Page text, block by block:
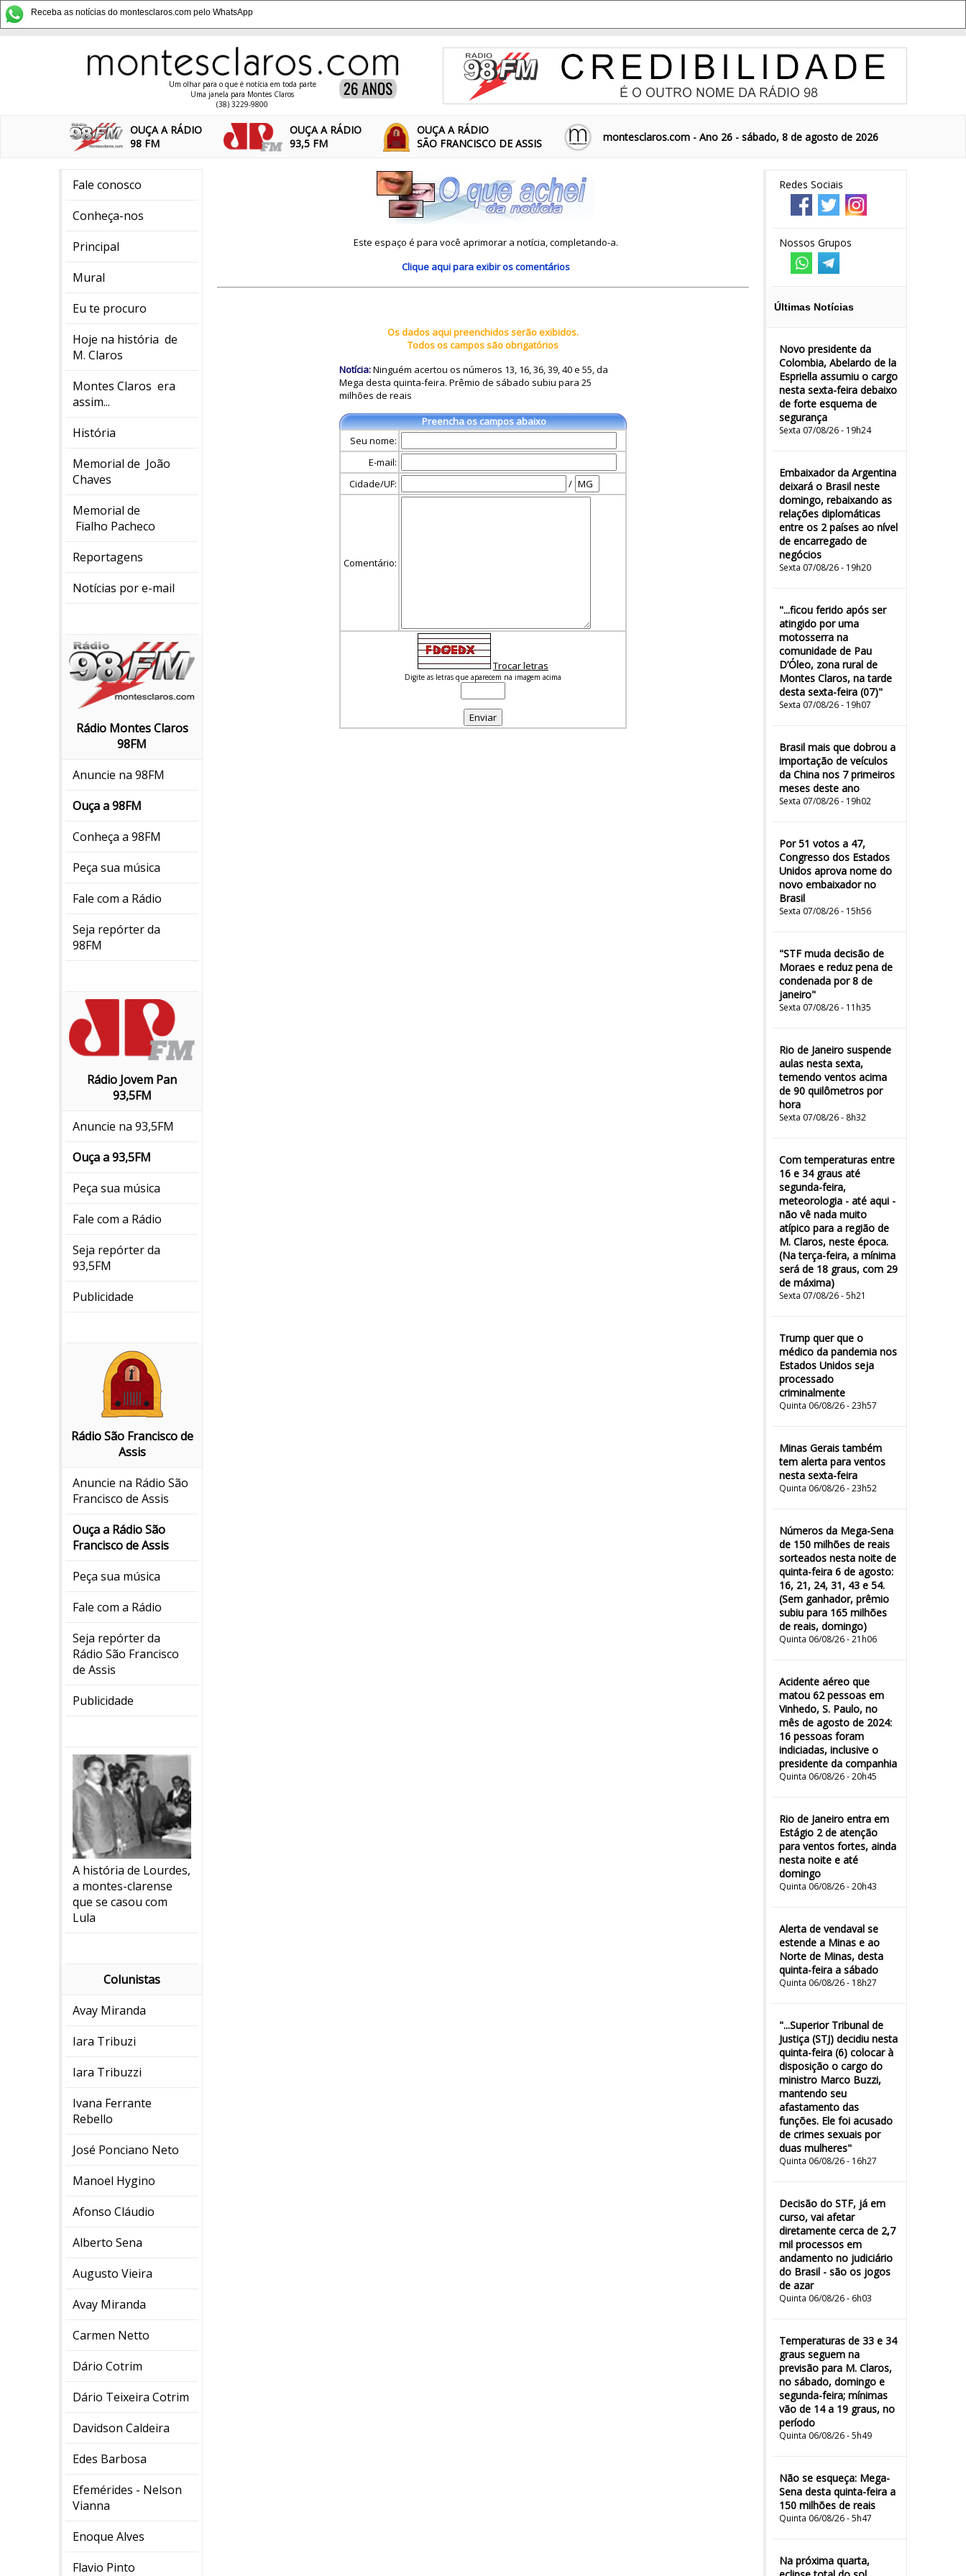
Receba as notícias do montesclaros.com pelo WhatsApp
Um olhar para o que é notícia em toda parte
Uma janela para Montes Claros
(38) 3229-9800
OUÇA A RÁDIO
98 FM
OUÇA A RÁDIO
93,5 FM
OUÇA A RÁDIO
SÃO FRANCISCO DE ASSIS
montesclaros.com - Ano 26 - sábado, 8 de agosto de 2026
Fale conosco
Conheça-nos
Principal
Mural
Eu te procuro
Hoje na história de
M. Claros
Montes Claros era
assim...
História
Memorial de João
Chaves
Memorial de
Fialho Pacheco
Reportagens
Notícias por e-mail
Rádio Montes Claros
98FM
Anuncie na 98FM
Ouça a 98FM
Conheça a 98FM
Peça sua música
Fale com a Rádio
Seja repórter da
98FM
Rádio Jovem Pan
93,5FM
Anuncie na 93,5FM
Ouça a 93,5FM
Peça sua música
Fale com a Rádio
Seja repórter da
93,5FM
Publicidade
Rádio São Francisco de
Assis
Anuncie na Rádio São
Francisco de Assis
Ouça a Rádio São
Francisco de Assis
Peça sua música
Fale com a Rádio
Seja repórter da
Rádio São Francisco
de Assis
Publicidade
A história de Lourdes,
a montes-clarense
que se casou com
Lula
Colunistas
Avay Miranda
Iara Tribuzi
Iara Tribuzzi
Ivana Ferrante
Rebello
José Ponciano Neto
Manoel Hygino
Afonso Cláudio
Alberto Sena
Augusto Vieira
Avay Miranda
Carmen Netto
Dário Cotrim
Dário Teixeira Cotrim
Davidson Caldeira
Edes Barbosa
Efemérides - Nelson
Vianna
Enoque Alves
Flavio Pinto
Redes Sociais
Nossos Grupos
Últimas Notícias
Novo presidente da
Colombia, Abelardo de la
Espriella assumiu o cargo
nesta sexta-feira debaixo
de forte esquema de
segurança
Sexta 07/08/26 - 19h24
Embaixador da Argentina
deixará o Brasil neste
domingo, rebaixando as
relações diplomáticas
entre os 2 países ao nível
de encarregado de
negócios
Sexta 07/08/26 - 19h20
"...ficou ferido após ser
atingido por uma
motosserra na
comunidade de Pau
D’Óleo, zona rural de
Montes Claros, na tarde
desta sexta-feira (07)"
Sexta 07/08/26 - 19h07
Brasil mais que dobrou a
importação de veículos
da China nos 7 primeiros
meses deste ano
Sexta 07/08/26 - 19h02
Por 51 votos a 47,
Congresso dos Estados
Unidos aprova nome do
novo embaixador no
Brasil
Sexta 07/08/26 - 15h56
"STF muda decisão de
Moraes e reduz pena de
condenada por 8 de
janeiro"
Sexta 07/08/26 - 11h35
Rio de Janeiro suspende
aulas nesta sexta,
temendo ventos acima
de 90 quilômetros por
hora
Sexta 07/08/26 - 8h32
Com temperaturas entre
16 e 34 graus até
segunda-feira,
meteorologia - até aqui -
não vê nada muito
atípico para a região de
M. Claros, neste época.
(Na terça-feira, a mínima
será de 18 graus, com 29
de máxima)
Sexta 07/08/26 - 5h21
Trump quer que o
médico da pandemia nos
Estados Unidos seja
processado
criminalmente
Quinta 06/08/26 - 23h57
Minas Gerais também
tem alerta para ventos
nesta sexta-feira
Quinta 06/08/26 - 23h52
Números da Mega-Sena
de 150 milhões de reais
sorteados nesta noite de
quinta-feira 6 de agosto:
16, 21, 24, 31, 43 e 54.
(Sem ganhador, prêmio
subiu para 165 milhões
de reais, domingo)
Quinta 06/08/26 - 21h06
Acidente aéreo que
matou 62 pessoas em
Vinhedo, S. Paulo, no
mês de agosto de 2024:
16 pessoas foram
indiciadas, inclusive o
presidente da companhia
Quinta 06/08/26 - 20h45
Rio de Janeiro entra em
Estágio 2 de atenção
para ventos fortes, ainda
nesta noite e até
domingo
Quinta 06/08/26 - 20h43
Alerta de vendaval se
estende a Minas e ao
Norte de Minas, desta
quinta-feira a sábado
Quinta 06/08/26 - 18h27
"...Superior Tribunal de
Justiça (STJ) decidiu nesta
quinta-feira (6) colocar à
disposição o cargo do
ministro Marco Buzzi,
mantendo seu
afastamento das
funções. Ele foi acusado
de crimes sexuais por
duas mulheres"
Quinta 06/08/26 - 16h27
Decisão do STF, já em
curso, vai afetar
diretamente cerca de 2,7
mil processos em
andamento no judiciário
do Brasil - são os jogos
de azar
Quinta 06/08/26 - 6h03
Temperaturas de 33 e 34
graus seguem na
previsão para M. Claros,
no sábado, domingo e
segunda-feira; mínimas
vão de 14 a 19 graus, no
período
Quinta 06/08/26 - 5h49
Não se esqueça: Mega-
Sena desta quinta-feira a
150 milhões de reais
Quinta 06/08/26 - 5h47
Na próxima quarta,
Este espaço é para você aprimorar a notícia, completando-a.
Clique aquipara exibir os comentários
Os dados aqui preenchidos serão exibidos.
Todos os campos são obrigatórios
Notícia:Ninguém acertou os números 13, 16, 36, 39, 40 e 55, da
Mega desta quinta-feira. Prêmio de sábado subiu para 25
milhões de reais
Preencha os campos abaixo
Seu nome:
E-mail:
Cidade/UF:
/
Comentário:
Trocar letras
Digite as letras que aparecem na imagem acima